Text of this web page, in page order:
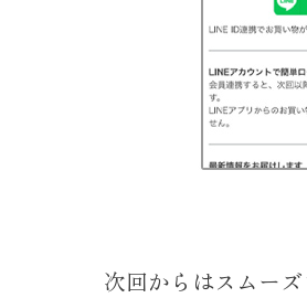
次回からはスムー